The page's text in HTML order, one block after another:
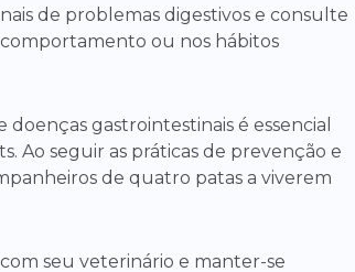
de problemas digestivos e consulte
ou nos hábitos
gastrointestinais é essencial
Ao seguir as práticas de prevenção e
de quatro patas a viverem
seu veterinário e manter-se